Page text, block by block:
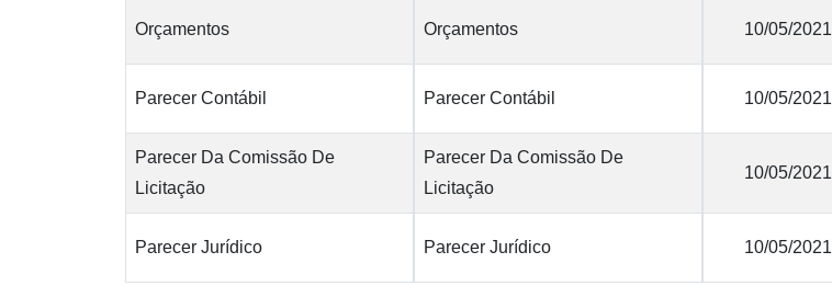
Orçamentos Orçamentos 10/05/2021
Parecer Contábil Parecer Contábil 10/05/2021
Parecer Da Comissão De
Licitação
Parecer Da Comissão De
Licitação
10/05/2021
Parecer Jurídico Parecer Jurídico 10/05/2021